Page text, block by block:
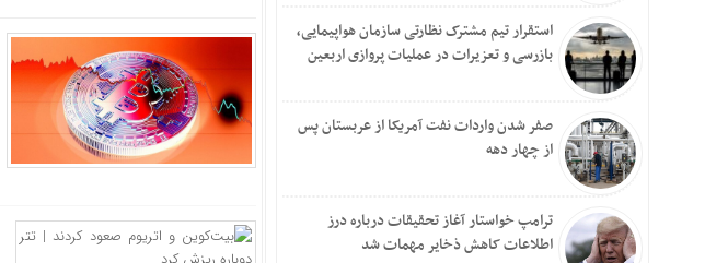
استقرار تیم مشترک نظارتی سازمان هواپیمایی،
بازرسی و تعزیرات در عملیات پروازی اربعین
صفر شدن واردات نفت آمریکا از عربستان پس
از چهار دهه
ترامپ خواستار آغاز تحقیقات درباره درز
اطلاعات کاهش ذخایر مهمات شد